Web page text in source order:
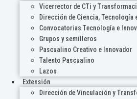
Vicerrector de CTi y
Dirección de Ciencia, Tecnología
Convocatorias Tecnología e
Grupos y semilleros
Pascualino Creativo e Innovador
Talento Pascualino
Lazos
Extensión
Dirección de Vinculación y